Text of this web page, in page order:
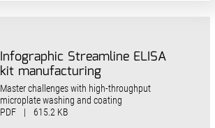
Infographic Streamline ELISA
kit manufacturing
Master challenges with high-throughput
microplate washing and coating
PDF
| 615.2 KB